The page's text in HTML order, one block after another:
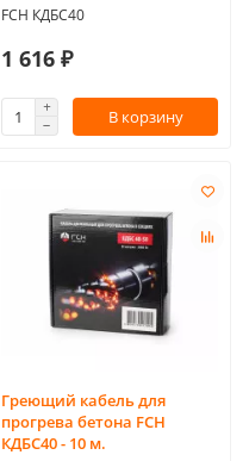
FCH КДБС40
1 616 ₽
В корзину
Греющий кабель для
прогрева бетона FCH
КДБС40 - 10 м.